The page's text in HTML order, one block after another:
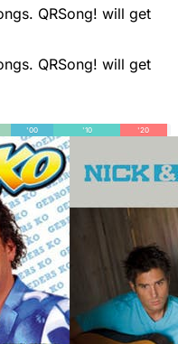
QRSong! will get
QRSong! will get
'00 '10 '20